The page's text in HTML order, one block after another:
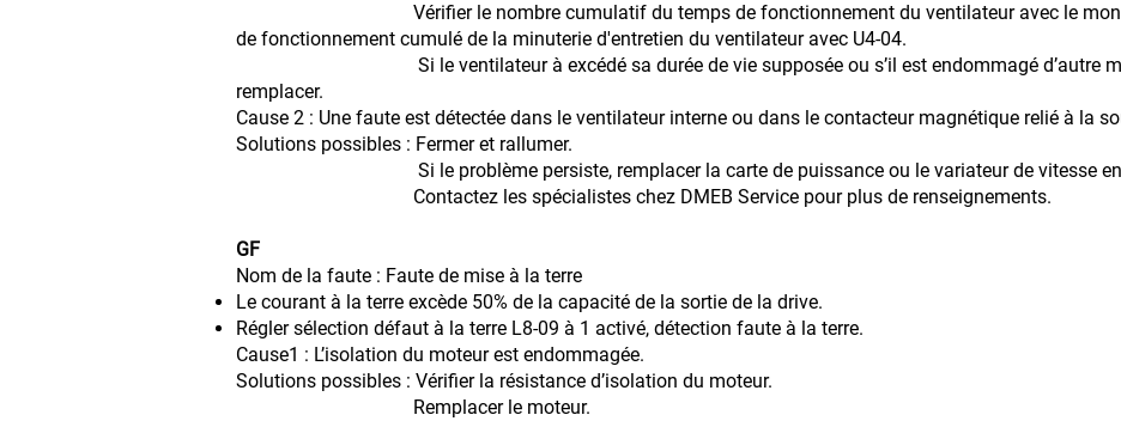
Vérifier le nombre cumulatif du temps de fonctionnement du ventilateur avec le
de fonctionnement cumulé de la minuterie d'entretien du ventilateur avec U4-04.
Si le ventilateur à excédé sa durée de vie supposée ou s’il est endommagé d’autre
remplacer.
Cause 2 : Une faute est détectée dans le ventilateur interne ou dans le contacteur magnétique relié à la
Solutions possibles : Fermer et rallumer.
Si le problème persiste, remplacer la carte de puissance ou le variateur de vitesse
Contactez les spécialistes chez DMEB Service pour plus de renseignements.
GF
Nom de la faute : Faute de mise à la terre
Le courant à la terre excède 50% de la capacité de la sortie de la drive.
Régler sélection défaut à la terre L8-09 à 1 activé, détection faute à la terre.
Cause1 : L’isolation du moteur est endommagée.
Solutions possibles : Vérifier la résistance d’isolation du moteur.
Remplacer le moteur.